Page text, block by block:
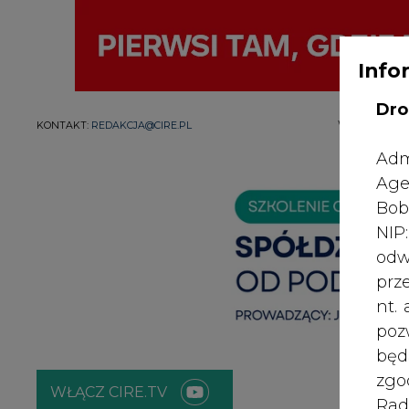
KONTAKT: REDAKCJA@CIRE.PL WYDAWCA
WŁĄCZ CIRE.TV
nt.